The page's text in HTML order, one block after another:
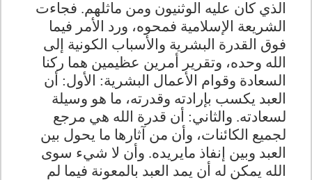
الذي كان عليه الوثنيون ومن ماثلهم. فجاءت
الشريعة الإسلامية فمحوه، ورد الأمر فيما
فوق القدرة البشرية والأسباب الكونية إلى
الله وحده، وتقرير أمرين عظيمين هما ركنا
السعادة وقوام الأعمال البشرية: الأول: أن
العبد يكسب بإرادته وقدرته، ما هو وسيلة
لسعادته. والثاني: أن قدرة الله هي مرجع
لجميع الكائنات، وأن من آثارها ما يحول بين
العبد وبين إنفاذ مايريده. وأن لا شيء سوى
الله يمكن له أن يمد العبد بالمعونة فيما لم